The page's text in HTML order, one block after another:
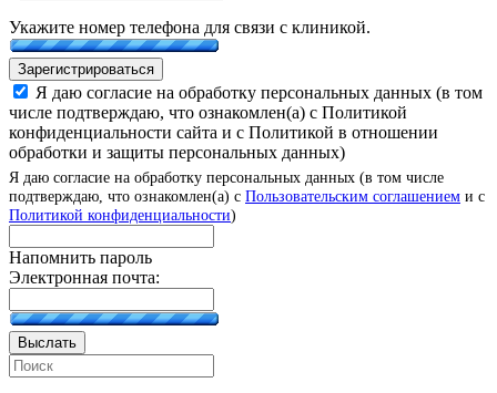
Укажите номер телефона для связи с клиникой.
Зарегистрироваться
Я даю согласие на обработку персональных данных (в том
числе подтверждаю, что ознакомлен(а) с Политикой
конфиденциальности сайта и с Политикой в отношении
обработки и защиты персональных данных)
Я даю согласие на обработку персональных данных (в том числе
подтверждаю, что ознакомлен(а) с Пользовательским соглашением и с
Политикой конфиденциальности)
Напомнить пароль
Электронная почта:
Выслать